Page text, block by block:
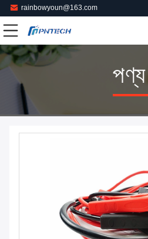
rainbowyoun@163.com
পণ্য